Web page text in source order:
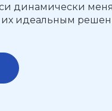
динамически
идеальным